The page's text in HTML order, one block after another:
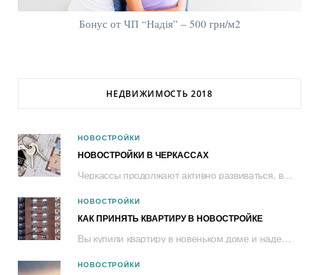
Бонус от ЧП “Надія” – 500 грн/м2
НЕДВИЖИМОСТЬ 2018
НОВОСТРОЙКИ
НОВОСТРОЙКИ В ЧЕРКАССАХ
Черкассы продолжают активно развиваться, в том числе и в контексте рынка жилья. За...
НОВОСТРОЙКИ
КАК ПРИНЯТЬ КВАРТИРУ В НОВОСТРОЙКЕ
Вы купили квартиру в новеньком доме и надеетесь, что строители хорошо постарались....
НОВОСТРОЙКИ